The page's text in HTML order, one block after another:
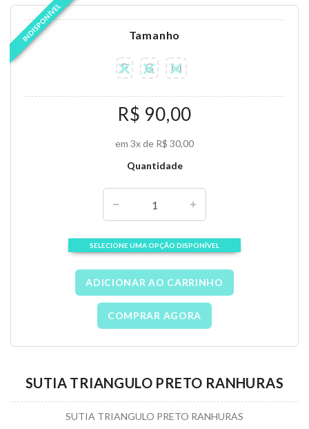
INDISPONÍVEL Tamanho
P G M
R$ 90,00
em 3x de R$ 30,00
Quantidade
SELECIONE UMA OPÇÃO DISPONÍVEL
ADICIONAR AO CARRINHO
COMPRAR AGORA
SUTIA TRIANGULO PRETO RANHURAS
SUTIA TRIANGULO PRETO RANHURAS